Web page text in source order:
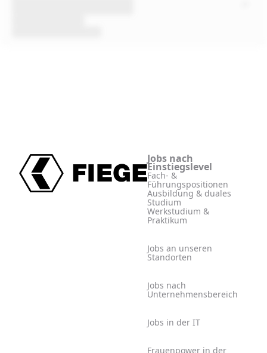
Jobs nach
Einstiegslevel
Fach- &
Führungspositionen
Ausbildung & duales
Studium
Werkstudium &
Praktikum
Jobs an unseren
Standorten
Jobs nach
Unternehmensbereich
Jobs in der IT
Frauenpower in der